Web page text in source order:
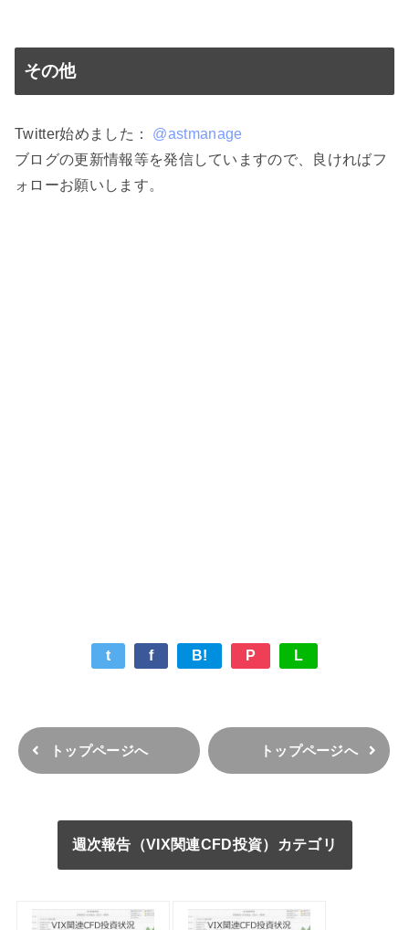
その他
Twitter始めました： @astmanage
ブログの更新情報等を発信していますので、良ければフ
ォローお願いします。
t f B! P L
トップページへ トップページへ
週次報告（VIX関連CFD投資）カテゴリ